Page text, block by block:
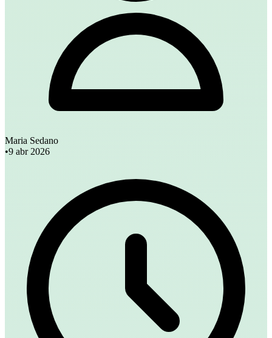
Maria Sedano
•9 abr 2026